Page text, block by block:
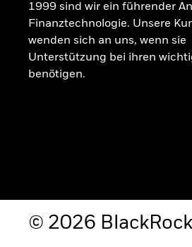
1999 sind wir ein führender
Finanztechnologie. Unsere
wenden sich an uns, wenn sie
Unterstützung bei ihren
benötigen.
© 2026